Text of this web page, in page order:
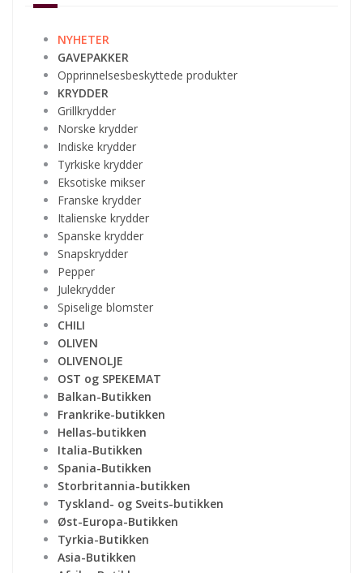
NYHETER
GAVEPAKKER
Opprinnelsesbeskyttede produkter
KRYDDER
Grillkrydder
Norske krydder
Indiske krydder
Tyrkiske krydder
Eksotiske mikser
Franske krydder
Italienske krydder
Spanske krydder
Snapskrydder
Pepper
Julekrydder
Spiselige blomster
CHILI
OLIVEN
OLIVENOLJE
OST og SPEKEMAT
Balkan-Butikken
Frankrike-butikken
Hellas-butikken
Italia-Butikken
Spania-Butikken
Storbritannia-butikken
Tyskland- og Sveits-butikken
Øst-Europa-Butikken
Tyrkia-Butikken
Asia-Butikken